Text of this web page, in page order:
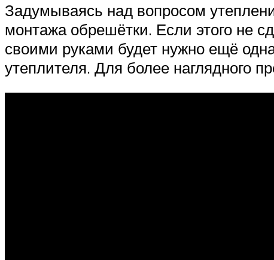
Задумываясь над вопросом
монтажа обрешётки. Если этого не
своими руками будет нужно ещё
утеплителя. Для более наглядного